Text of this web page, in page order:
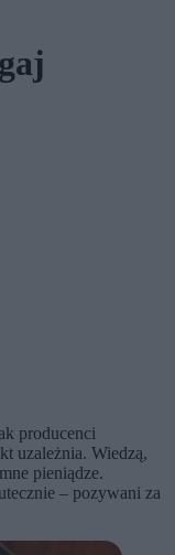
producenci
uzależnia. Wiedzą,
pieniądze.
– pozywani za